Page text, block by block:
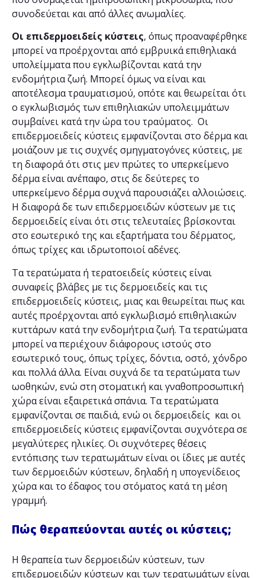
συνοδεύεται και από άλλες ανωμαλίες.
Οι επιδερμοειδείς κύστεις, όπως προαναφέρθηκε
μπορεί να προέρχονται από εμβρυικά επιθηλιακά
υπολείμματα που εγκλωβίζονται κατά την
ενδομήτρια ζωή. Μπορεί όμως να είναι και
αποτέλεσμα τραυματισμού, οπότε και θεωρείται ότι
ο εγκλωβισμός των επιθηλιακών υπολειμμάτων
συμβαίνει κατά την ώρα του τραύματος. Οι
επιδερμοειδείς κύστεις εμφανίζονται στο δέρμα και
μοιάζουν με τις συχνές σμηγματογόνες κύστεις, με
τη διαφορά ότι στις μεν πρώτες το υπερκείμενο
δέρμα είναι ανέπαφο, στις δε δεύτερες το
υπερκείμενο δέρμα συχνά παρουσιάζει αλλοιώσεις.
Η διαφορά δε των επιδερμοειδών κύστεων με τις
δερμοειδείς είναι ότι στις τελευταίες βρίσκονται
στο εσωτερικό της και εξαρτήματα του δέρματος,
όπως τρίχες και ιδρωτοποιοί αδένες.
Τα τερατώματα ή τερατοειδείς κύστεις είναι
συναφείς βλάβες με τις δερμοειδείς και τις
επιδερμοειδείς κύστεις, μιας και θεωρείται πως και
αυτές προέρχονται από εγκλωβισμό επιθηλιακών
κυττάρων κατά την ενδομήτρια ζωή. Τα τερατώματα
μπορεί να περιέχουν διάφορους ιστούς στο
εσωτερικό τους, όπως τρίχες, δόντια, οστό, χόνδρο
και πολλά άλλα. Είναι συχνά δε τα τερατώματα των
ωοθηκών, ενώ στη στοματική και γναθοπροσωπική
χώρα είναι εξαιρετικά σπάνια. Τα τερατώματα
εμφανίζονται σε παιδιά, ενώ οι δερμοειδείς και οι
επιδερμοειδείς κύστεις εμφανίζονται συχνότερα σε
μεγαλύτερες ηλικίες. Οι συχνότερες θέσεις
εντόπισης των τερατωμάτων είναι οι ίδιες με αυτές
των δερμοειδών κύστεων, δηλαδή η υπογενίδειος
χώρα και το έδαφος του στόματος κατά τη μέση
γραμμή.
Πώς θεραπεύονται αυτές οι κύστεις;
Η θεραπεία των δερμοειδών κύστεων, των
επιδερμοειδών κύστεων και των τερατωμάτων είναι